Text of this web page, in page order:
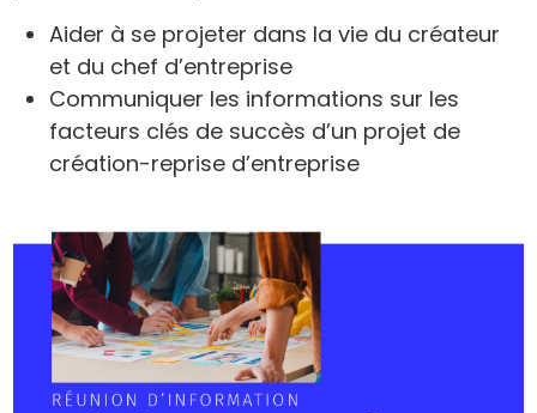
Aider à se projeter dans la vie du créateur
et du chef d’entreprise
Communiquer les informations sur les
facteurs clés de succès d’un projet de
création-reprise d’entreprise